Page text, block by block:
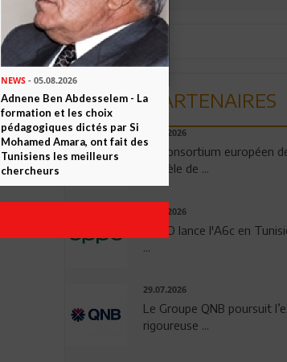
PARTENAIRES
06.08.2026
Un consortium européen
modèle de ...
04.08.2026
OPPO lance l'A6c en
...
29.07.2026
Le Groupe QNB poursuit
rigoureuse ...
NEWS- 05.08.2026
Adnene Ben Abdesselem - La
formation et les choix
pédagogiques dictés par Si
Mohamed Amara, ont fait des
Tunisiens les meilleurs
chercheurs